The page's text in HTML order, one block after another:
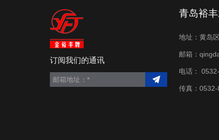
订阅我们的通讯
青岛裕
地址：黄岛
邮箱：
电话：
传真：